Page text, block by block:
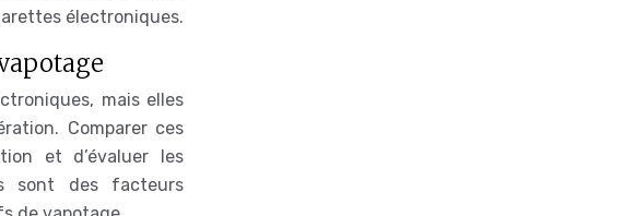
électroniques.
mais elles
Comparer ces
et d’évaluer les
sont des facteurs